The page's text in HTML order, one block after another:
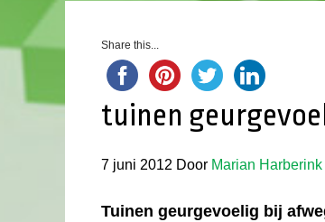
Share this...
tuinen
7 juni 2012 Door Marian Harberink
Tuinen geurgevoelig bij